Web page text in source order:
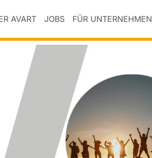
AVART JOBS FÜR UNTERNEHMEN